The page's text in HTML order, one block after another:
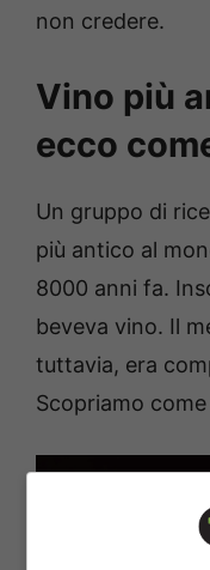
non credere.
Vino più
ecco
Un gruppo di
più antico al
8000 anni fa.
beveva vino. Il
tuttavia, era
Scopriamo